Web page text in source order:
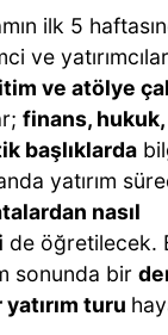
ilk 5
ve
ve atölye
finans,
başlıklarda
yatırım
nasıl
de öğretilecek.
sonunda bir
turu